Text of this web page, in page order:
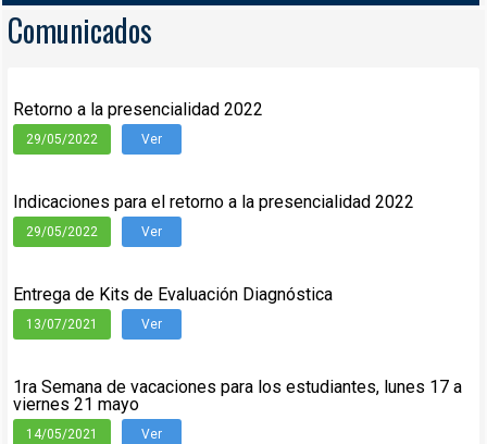
Leer más
Comunicados
Retorno a la presencialidad 2022
29/05/2022 Ver
Indicaciones para el retorno a la presencialidad 2022
29/05/2022 Ver
Entrega de Kits de Evaluación Diagnóstica
13/07/2021 Ver
1ra Semana de vacaciones para los estudiantes, lunes 17 a
viernes 21 mayo
14/05/2021 Ver